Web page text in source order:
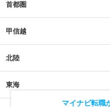
首都圏
甲信越
北陸
東海
マイナビ転職